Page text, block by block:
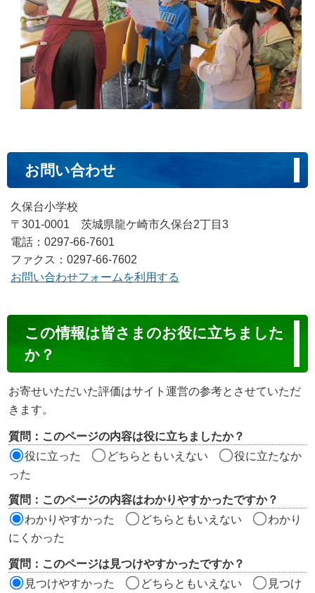
お問い合わせ
久保台小学校
〒301-0001 茨城県龍ケ崎市久保台2丁目3
電話：0297-66-7601
ファクス：0297-66-7602
お問い合わせフォームを利用する
ン
ン
ツ
評
価
ア
この情報は皆さまのお役に立ちました
か？
お寄せいただいた評価はサイト運営の参考とさせていただ
きます。
質問：このページの内容は役に立ちましたか？
役に立った
どちらともいえない
役に立たなか
った
質問：このページの内容はわかりやすかったですか？
わかりやすかった
どちらともいえない
わかり
にくかった
質問：このページは見つけやすかったですか？
見つけやすかった
どちらともいえない
見つけ